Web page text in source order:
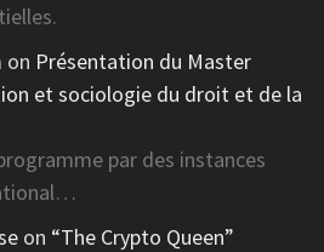
on Présentation du Master
et sociologie du droit et de la
par des instances
on “The Crypto Queen”